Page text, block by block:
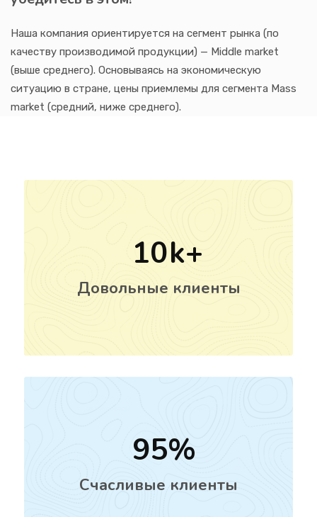
Наша компания ориентируется на сегмент рынка (по
качеству производимой продукции) — Middle market
(выше среднего). Основываясь на экономическую
ситуацию в стране, цены приемлемы для сегмента Mass
market (средний, ниже среднего).
10
Довольные клиенты
95
Счасливые клиенты